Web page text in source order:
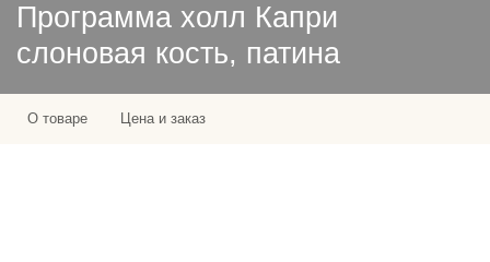
Программа холл Капри
слоновая кость, патина
О товаре Цена и заказ